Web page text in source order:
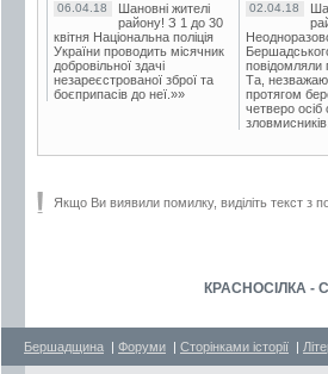
06.04.18
Шановні жителі
району! З 1 до 30
квітня Національна поліція
України проводить місячник
добровільної здачі
незареєстрованої зброї та
боєприпасів до неї.»»
02.04.18
Бершадського
повідомляли
Та,
протягом
четверо
Якщо Ви виявили помилку, виділіть текст з
КРАСНОСІЛКА -
Бершадщина | Форуми | Сторінками історії |